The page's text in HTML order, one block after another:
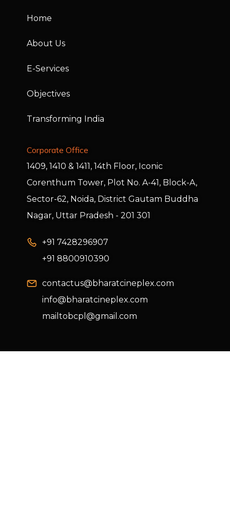
Home
About Us
E-Services
Objectives
Transforming India
Corporate Office
1409, 1410 & 1411, 14th Floor, Iconic
Corenthum Tower, Plot No. A-41, Block-A,
Sector-62, Noida, District Gautam Buddha
Nagar, Uttar Pradesh - 201 301
+91 7428296907
+91 8800910390
contactus@bharatcineplex.com
info@bharatcineplex.com
mailtobcpl@gmail.com